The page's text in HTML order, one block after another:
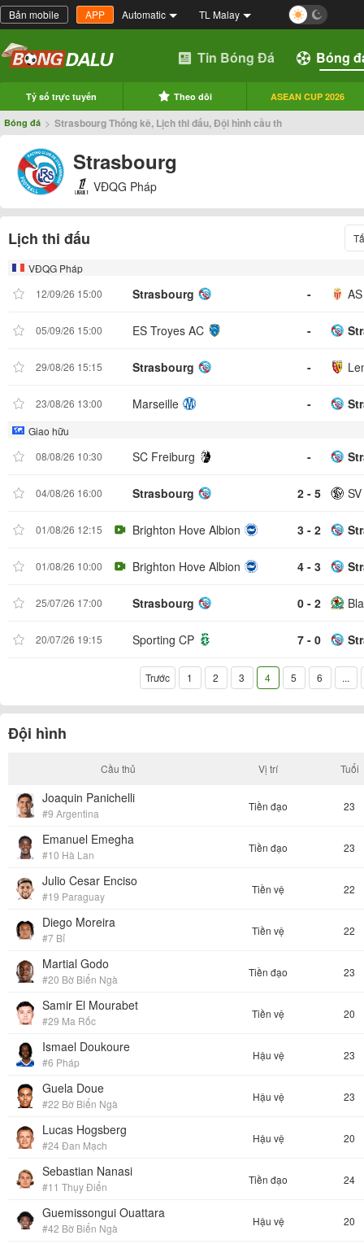
Bản mobile APP Automatic TL Malay
Tin Bóng Đá Bóng
Tỷ số trực tuyến Theo dõi ASEAN CUP 2026
Bóng đá > Strasbourg Thống kê, Lịch thi đấu, Đội hình cầu th
Strasbourg
VĐQG Pháp
Lịch thi đấu
VĐQG Pháp
12/09/26 15:00
Strasbourg -
05/09/26 15:00 ES Troyes AC -
29/08/26 15:15 Strasbourg -
23/08/26 13:00 Marseille -
Giao hữu
08/08/26 10:30
SC Freiburg -
04/08/26 16:00 Strasbourg 2 - 5
01/08/26 12:15 Brighton Hove Albion 3 - 2
01/08/26 10:00 Brighton Hove Albion 4 - 3
25/07/26 17:00 Strasbourg 0 - 2
20/07/26 19:15 Sporting CP 7 - 0
Trước 1 2 3 4 5 6 ...
Đội hình
Cầu thủ Vị trí Tuổi
Joaquin Panichelli
#9 Argentina
Tiền đạo 23
Emanuel Emegha
#10 Hà Lan
Tiền đạo 23
Julio Cesar Enciso
#19 Paraguay
Tiền vệ 22
Diego Moreira
#7 Bỉ
Tiền vệ 22
Martial Godo
#20 Bờ Biển Ngà
Tiền đạo 23
Samir El Mourabet
#29 Ma Rốc
Tiền vệ 20
Ismael Doukoure
#6 Pháp
Hậu vệ 23
Guela Doue
#22 Bờ Biển Ngà
Hậu vệ 23
Lucas Hogsberg
#24 Đan Mạch
Hậu vệ 20
Sebastian Nanasi
#11 Thụy Điển
Tiền đạo 24
Guemissongui Ouattara
#42 Bờ Biển Ngà
Hậu vệ 20